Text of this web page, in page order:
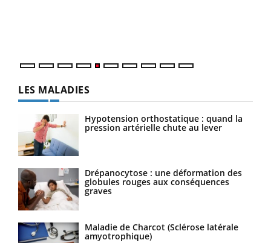
LES MALADIES
Hypotension orthostatique : quand la
pression artérielle chute au lever
Drépanocytose : une déformation des
globules rouges aux conséquences
graves
Maladie de Charcot (Sclérose latérale
amyotrophique)